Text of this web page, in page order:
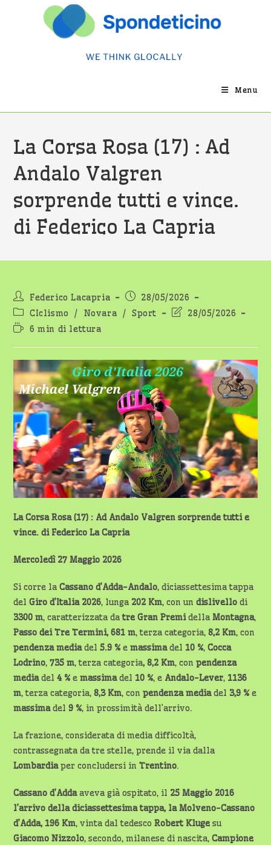
Menu
La Corsa Rosa (17) : Ad
Andalo Valgren
sorprende tutti e vince.
di Federico La Capria
Autore
dell'articolo:
Federico Lacapria
Articolo
pubblicato:
28/05/2026
Categoria
dell'articolo:
CIclismo / Novara / Sport
Ultima28/05/2026
Tempo
lettura:
6 min di lettura
La Corsa Rosa (17) : Ad Andalo Valgren sorprende tutti e
vince. di Federico La Capria
Mercoledì 27 Maggio 2026
Si corre laCassano d’Adda-Andalo, diciassettesima tappa
delGiro d’Italia 2026, lunga 202 Km, con undislivello di
3300 m, caratterizzata datre Gran PremidellaMontagna,
Passo dei Tre Termini, 681 m, terza categoria,8,2 Km, con
pendenza mediadel5.9 % emassimadel 10 %,Cocca
Lodrino,735 m, terza categoria, 8,2 Km, conpendenza
mediadel4 % emassimadel 10 %, e Andalo-Lever, 1136
m, terza categoria,8,3 Km, conpendenza mediadel 3,9 % e
massimadel9 %, in prossimità dell’arrivo.
La frazione, considerata di media difficoltà,
contrassegnata da tre stelle, prende il via dalla
Lombardiaper concludersi inTrentino.
Cassano d’Addaaveva già ospitato, il 25 Maggio 2016
l’arrivo della diciassettesima tappa, la Molveno-Cassano
d’Adda, 196 Km, vinta dal tedescoRobert Kluge su
Giacomo Nizzolo, secondo, milanese di nascita,Campione